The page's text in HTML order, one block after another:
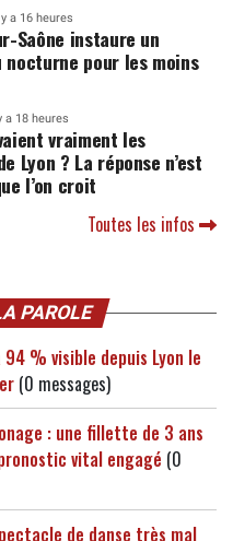
a 16 heures
Saône instaure un
pour les moins
a 18 heures
vraiment les
Lyon ? La réponse n’est
l’on croit
Toutes les infos
PAROLE
% visible depuis Lyon le
(0 messages)
: une fillette de 3 ans
vital engagé (0
de danse très mal